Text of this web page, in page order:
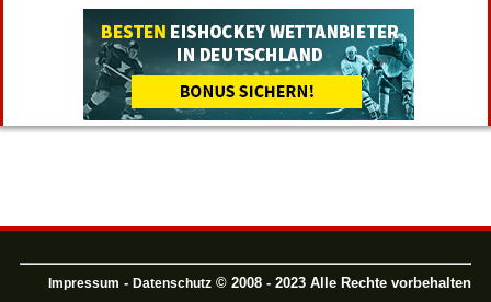
Impressum - Datenschutz © 2008 - 2023 Alle Rechte vorbehalten